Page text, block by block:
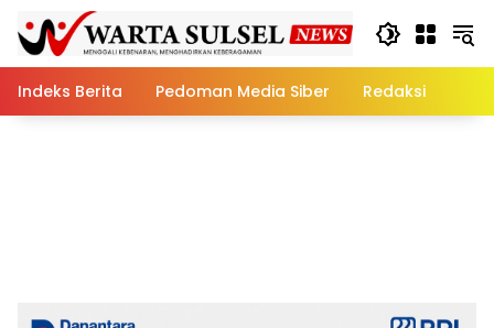
content
Indeks Berita
Pedoman Media Siber Redaksi